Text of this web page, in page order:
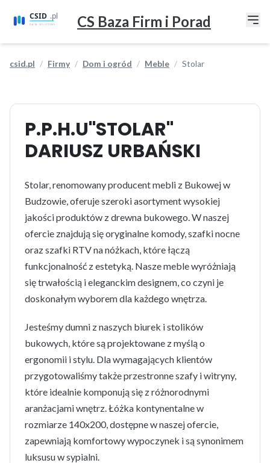
CS Baza Firm i Porad
csid.pl Firmy Dom i ogród Meble Stolar
P.P.H.U"STOLAR"
DARIUSZ URBAŃSKI
Stolar, renomowany producent mebli z Bukowej w
Budzowie, oferuje szeroki asortyment wysokiej
jakości produktów z drewna bukowego. W naszej
ofercie znajdują się oryginalne komody, szafki nocne
oraz szafki RTV na nóżkach, które łączą
funkcjonalność z estetyką. Nasze meble wyróżniają
się trwałością i eleganckim designem, co czyni je
doskonałym wyborem dla każdego wnętrza.
Jesteśmy dumni z naszych biurek i stolików
bukowych, które są projektowane z myślą o
ergonomii i stylu. Dla wymagających klientów
przygotowaliśmy także przestronne szafy i witryny,
które idealnie komponują się z różnorodnymi
aranżacjami wnętrz. Łóżka kontynentalne w
rozmiarze 140x200, dostępne w naszej ofercie,
zapewniają komfortowy wypoczynek i są synonimem
luksusu w sypialni.